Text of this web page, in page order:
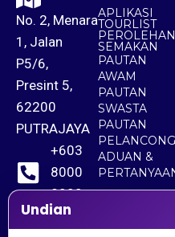
No. 2, Menara
1, Jalan
P5/6,
Presint 5,
62200
PUTRAJAYA
+603
8000
8000
+603
APLIKASI
TOURLIST
PEROLEHAN
SEMAKAN
PAUTAN
AWAM
PAUTAN
SWASTA
PAUTAN
PELANCONG
ADUAN &
Undian